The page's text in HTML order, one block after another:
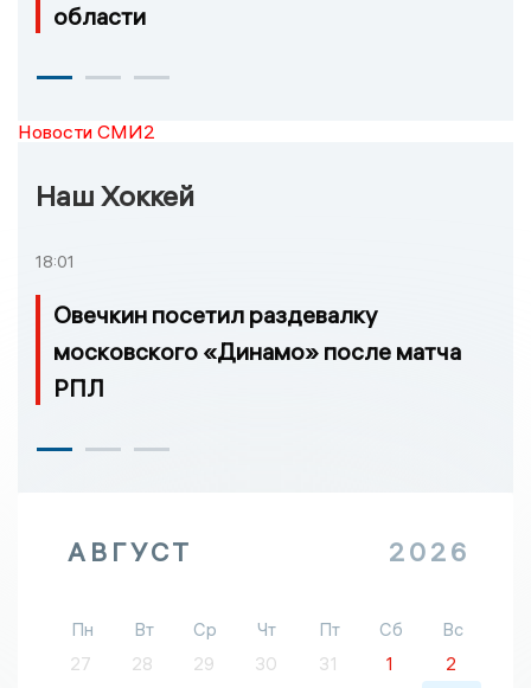
области
Новости СМИ2
Наш Хоккей
18:01
Овечкин посетил раздевалку
московского «Динамо» после матча
РПЛ
АВГУСТ 2026
Пн Вт Ср Чт Пт Сб
Вс
27
28 29 30 31 1
2